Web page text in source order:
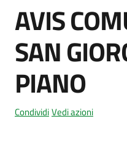
Novità
Servizi
Vivere
l'Unione
Salta al contenuto
AVIS
SAN
PIANO
CondividiVedi azioni